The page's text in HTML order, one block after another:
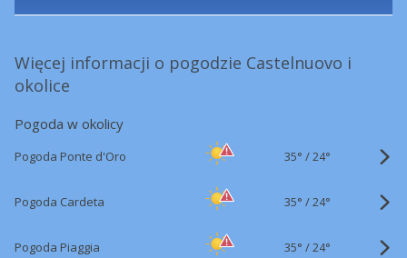
Więcej informacji o pogodzie Castelnuovo i
okolice
Pogoda w okolicy
Pogoda Ponte d'Oro 35° /24°
Pogoda Cardeta 35° /24°
Pogoda Piaggia 35° /24°